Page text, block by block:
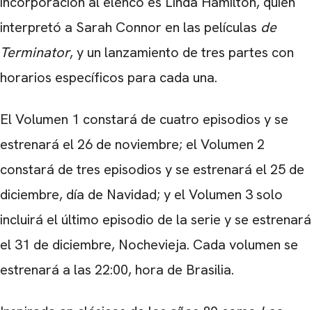
interpretó a Sarah Connor en las películas de
Terminator, y un lanzamiento de tres partes con
horarios específicos para cada una.
El Volumen 1 constará de cuatro episodios y se
estrenará el 26 de noviembre; el Volumen 2
constará de tres episodios y se estrenará el 25 de
diciembre, día de Navidad; y el Volumen 3 solo
incluirá el último episodio de la serie y se estrenará
el 31 de diciembre, Nochevieja. Cada volumen se
estrenará a las 22:00, hora de Brasilia.